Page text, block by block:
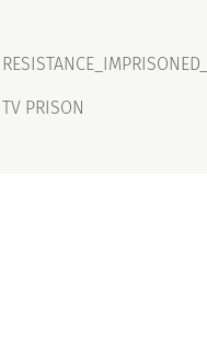
TV PRISON